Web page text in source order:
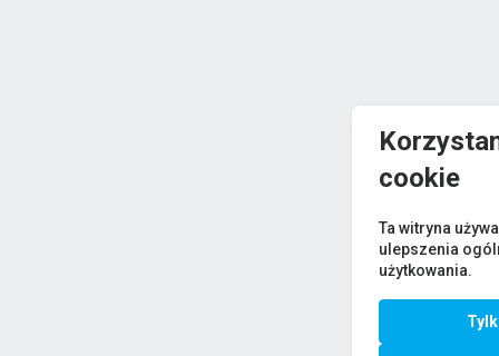
cookie
Ta witryna
ulepszenia
użytkowania.